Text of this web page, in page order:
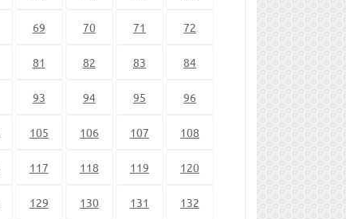
69 70 71 72
81 82 83 84
93 94 95 96
105 106 107 108
117 118 119 120
129 130 131 132